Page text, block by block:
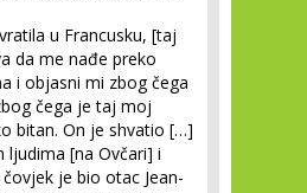
u Francusku, [taj
da me nađe preko
i objasni mi zbog čega
čega je taj moj
bitan. On je shvatio […]
ljudima [na Ovčari] i
je bio otac Jean-